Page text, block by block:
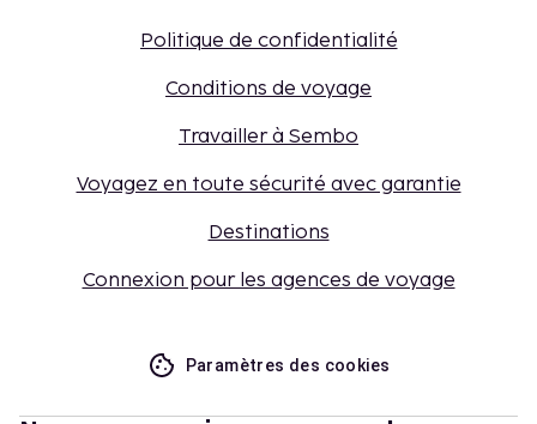
Politique de confidentialité
Conditions de voyage
Travailler à Sembo
Voyagez en toute sécurité avec garantie
Destinations
Connexion pour les agences de voyage
Paramètres des cookies